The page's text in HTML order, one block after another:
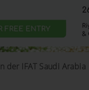
der IFAT Saudi Arabia